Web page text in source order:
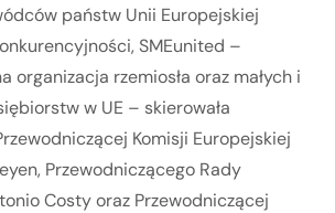
państw Unii Europejskiej
SMEunited –
organizacja rzemiosła oraz małych i
w UE – skierowała
Komisji Europejskiej
Przewodniczącego Rady
Costy oraz Przewodniczącej